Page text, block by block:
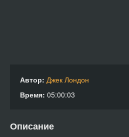
Автор: Джек Лондон
Время: 05:00:03
Описание